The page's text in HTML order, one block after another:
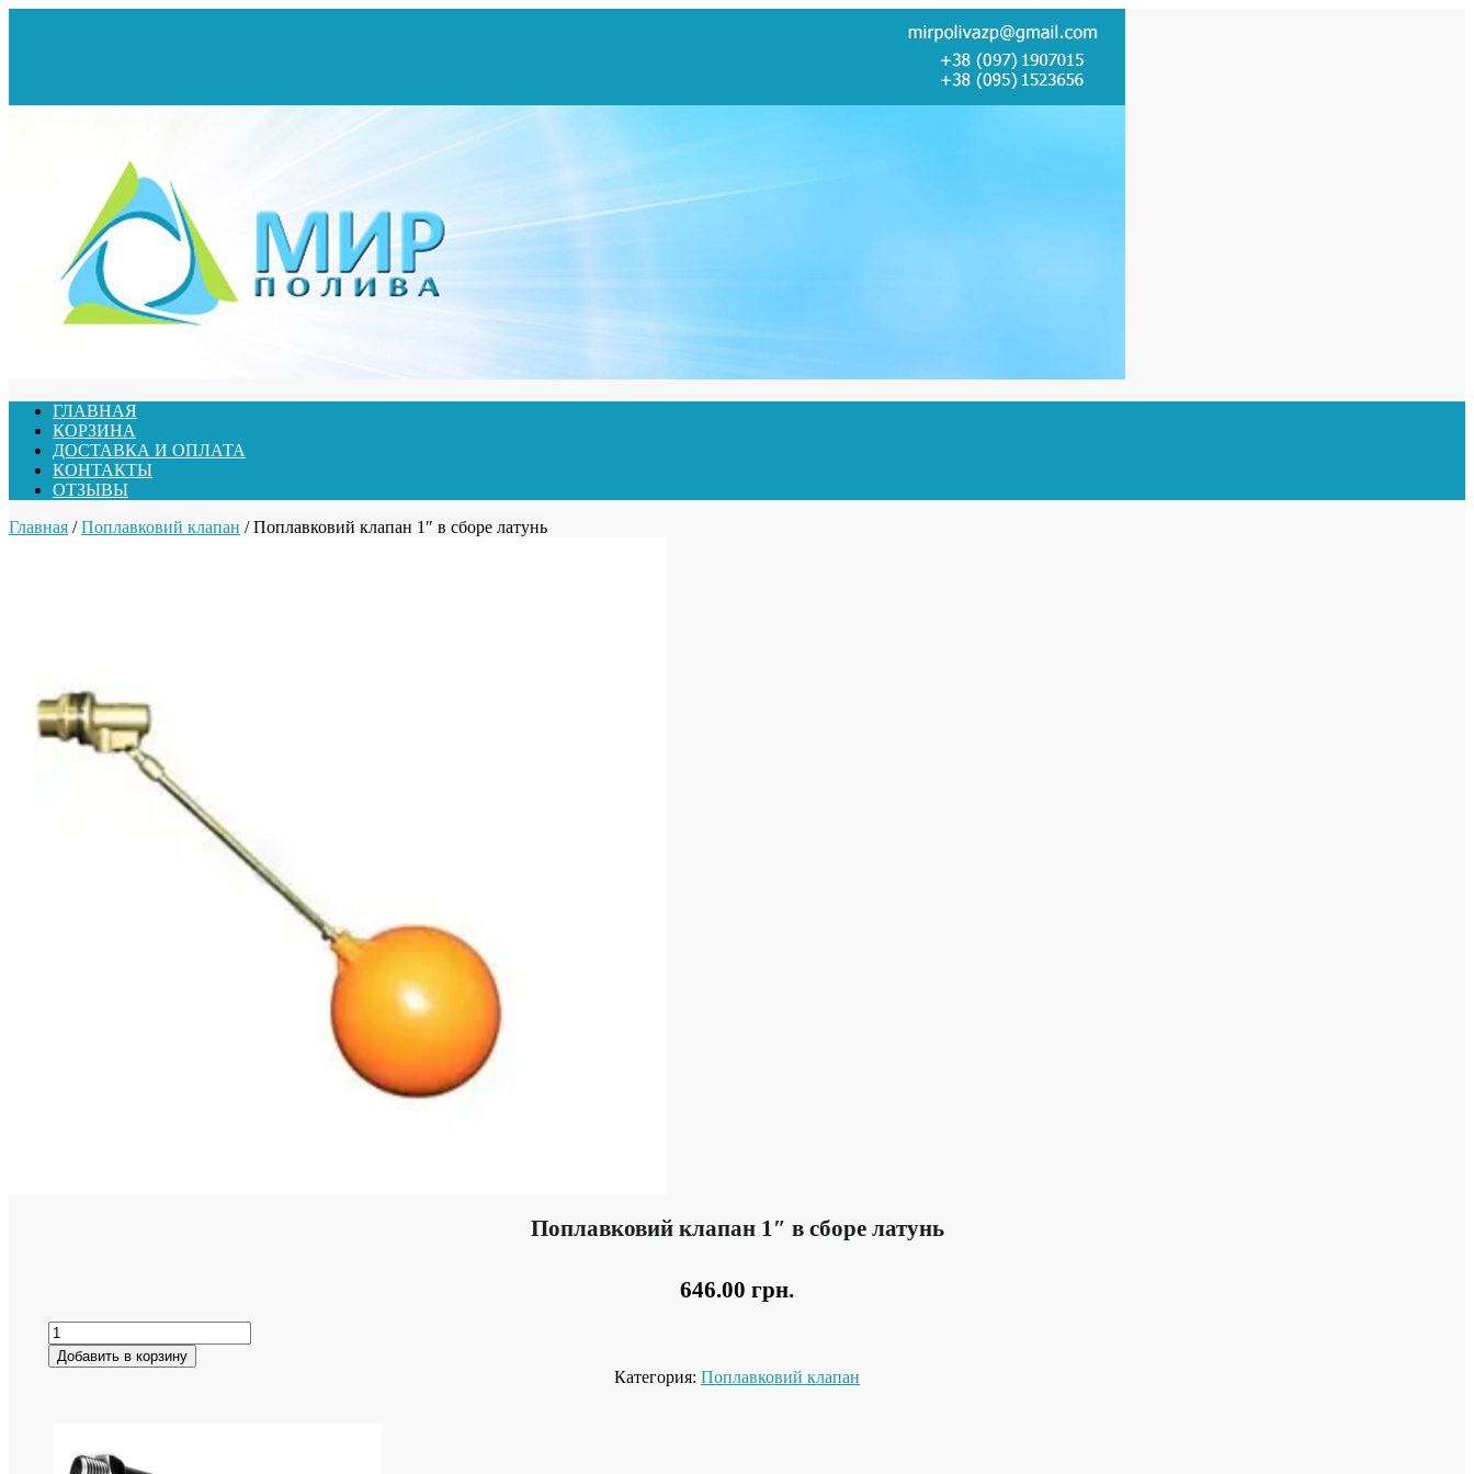
ГЛАВНАЯ
КОРЗИНА
ДОСТАВКА И ОПЛАТА
КОНТАКТЫ
ОТЗЫВЫ
Главная /Поплавковий клапан / Поплавковий клапан 1″ в сборе латунь
Поплавковий клапан 1″ в сборе латунь
646.00 грн.
Добавить в корзину
Категория: Поплавковий клапан